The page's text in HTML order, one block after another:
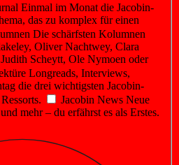
Einmal im Monat die Jacobin-
das zu komplex für einen
Die schärfsten Kolumnen
Oliver Nachtwey, Clara
Scheytt, Ole Nymoen oder
Longreads, Interviews,
die drei wichtigsten Jacobin-
Jacobin News Neue
mehr – du erfährst es als Erstes.